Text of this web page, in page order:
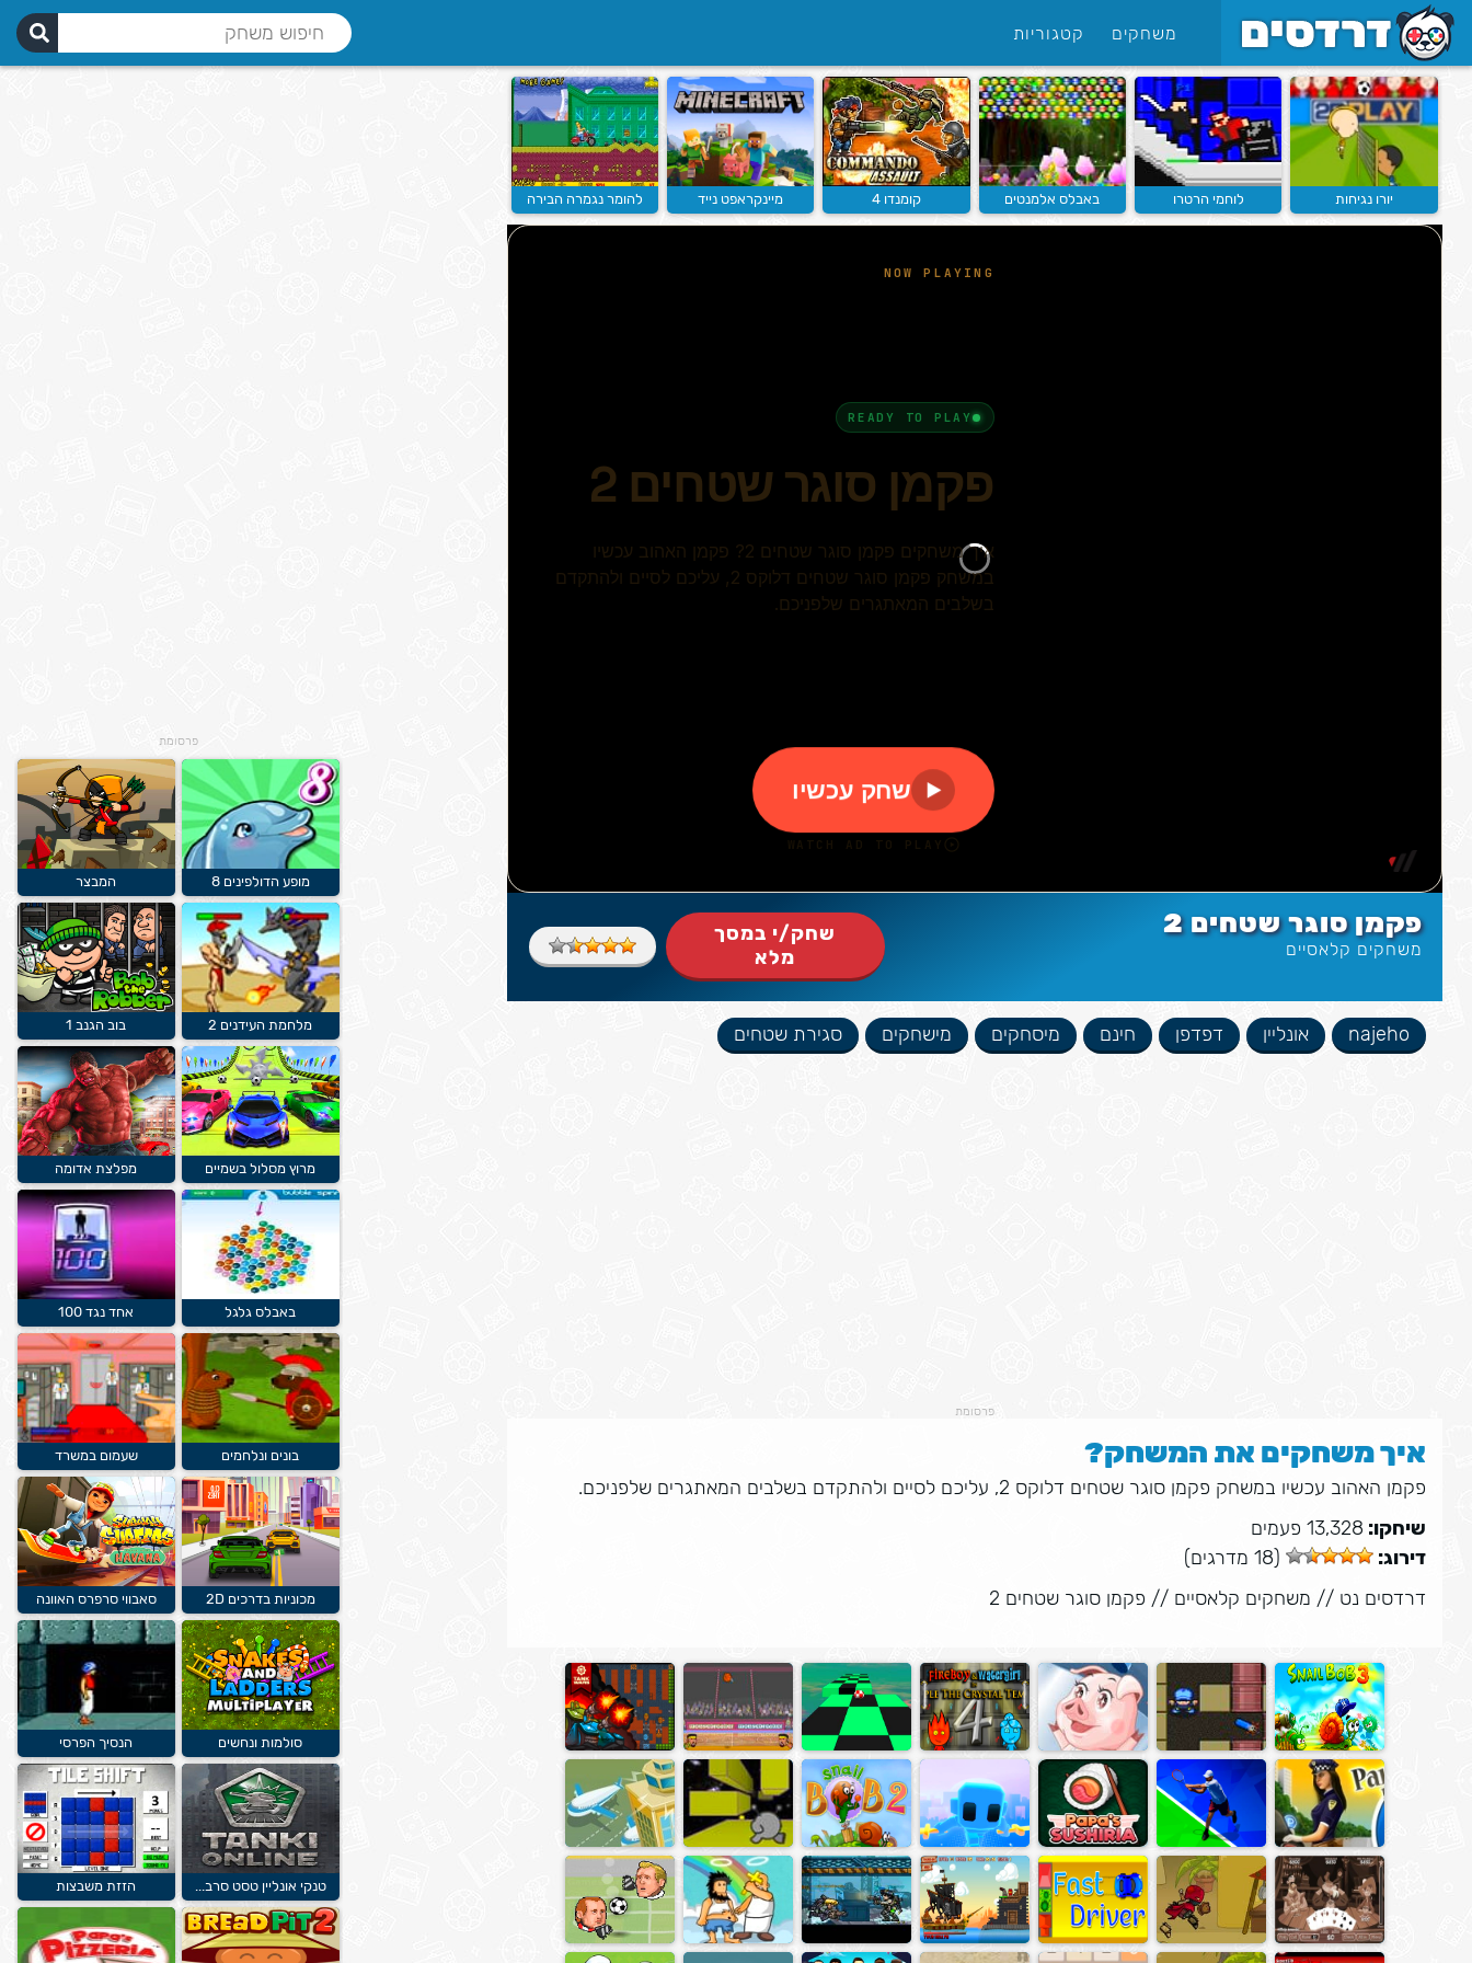
משחקים קטגוריות
יורו נגיחות לוחמי הרטרו באבלס אלמנטים קומנדו 4 מיינקראפט נייד להומר נגמרה הבירה
פקמן סוגר שטחים 2
משחקים קלאסיים
שחק/י במסך
מלא
najeho אונליין דפדפן חינם מיסחקים מישחקים סגירת שטחים
פרסומת
איך משחקים את המשחק?
פקמן האהוב עכשיו במשחק פקמן סוגר שטחים דלוקס 2, עליכם לסיים ולהתקדם בשלבים המאתגרים שלפניכם.
שיחקו: 13,328 פעמים
דירוג:
(18 מדרגים)
דרדסים נט // משחקים קלאסיים // פקמן סוגר שטחים 2
פרסומת
מופע הדולפינים 8 המבצר
מלחמת העידנים 2 בוב הגנב 1
מרוץ מסלול בשמיים מפלצת אדומה
באבלס גלגל אחד נגד 100
בונים ונלחמים שעמום במשרד
מכוניות בדרכים 2D סאבווי סרפרס האוונה
סולמות ונחשים הנסיך הפרסי
טנקי אונליין טסט סרב... הזזת משבצות